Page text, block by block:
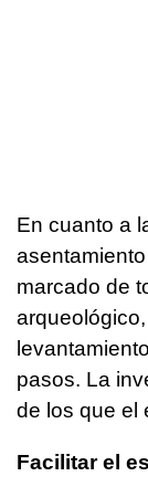
En cuanto a
marcado de
pasos. La
de los que el
Facilitar el